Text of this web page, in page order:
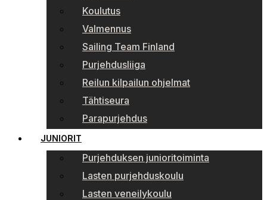
Koulutus
Valmennus
Sailing Team Finland
Purjehdusliiga
Reilun kilpailun ohjelmat
Tähtiseura
Parapurjehdus
JUNIORIT
Purjehduksen junioritoiminta
Lasten purjehduskoulu
Lasten veneilykoulu